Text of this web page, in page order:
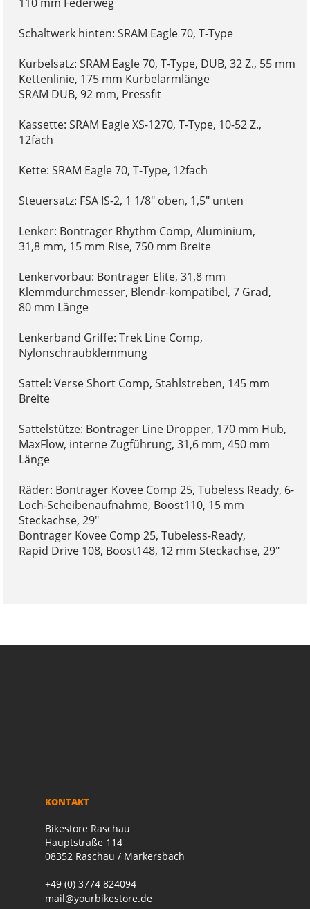
Schaltwerk hinten: SRAM Eagle 70, T-Type
Kurbelsatz: SRAM Eagle 70, T-Type, DUB, 32 Z., 55 mm
Kettenlinie, 175 mm Kurbelarmlänge
SRAM DUB, 92 mm, Pressfit
Kassette: SRAM Eagle XS-1270, T-Type, 10-52 Z.,
12fach
Kette: SRAM Eagle 70, T-Type, 12fach
Steuersatz: FSA IS-2, 1 1/8" oben, 1,5" unten
Lenker: Bontrager Rhythm Comp, Aluminium,
31,8 mm, 15 mm Rise, 750 mm Breite
Lenkervorbau: Bontrager Elite, 31,8 mm
Klemmdurchmesser, Blendr-kompatibel, 7 Grad,
80 mm Länge
Lenkerband Griffe: Trek Line Comp,
Nylonschraubklemmung
Sattel: Verse Short Comp, Stahlstreben, 145 mm
Breite
Sattelstütze: Bontrager Line Dropper, 170 mm Hub,
MaxFlow, interne Zugführung, 31,6 mm, 450 mm
Länge
Räder: Bontrager Kovee Comp 25, Tubeless Ready, 6-
Loch-Scheibenaufnahme, Boost110, 15 mm
Steckachse, 29"
Bontrager Kovee Comp 25, Tubeless-Ready,
Rapid Drive 108, Boost148, 12 mm Steckachse, 29"
KONTAKT
Bikestore Raschau
Hauptstraße 114
08352 Raschau / Markersbach
+49 (0) 3774 824094
mail@yourbikestore.de